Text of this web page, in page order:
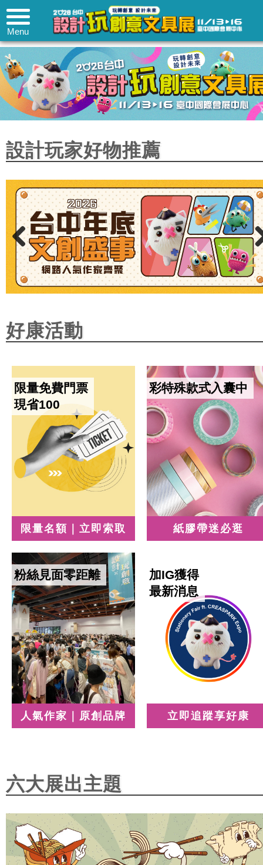
Menu
設計玩家好物推薦
好康活動
限量免費門票
現省100
限量名額｜立即索取
彩特殊款式入囊中
紙膠帶迷必逛
粉絲見面零距離
人氣作家｜原創品牌
加IG獲得
最新消息
立即追蹤享好康
六大展出主題